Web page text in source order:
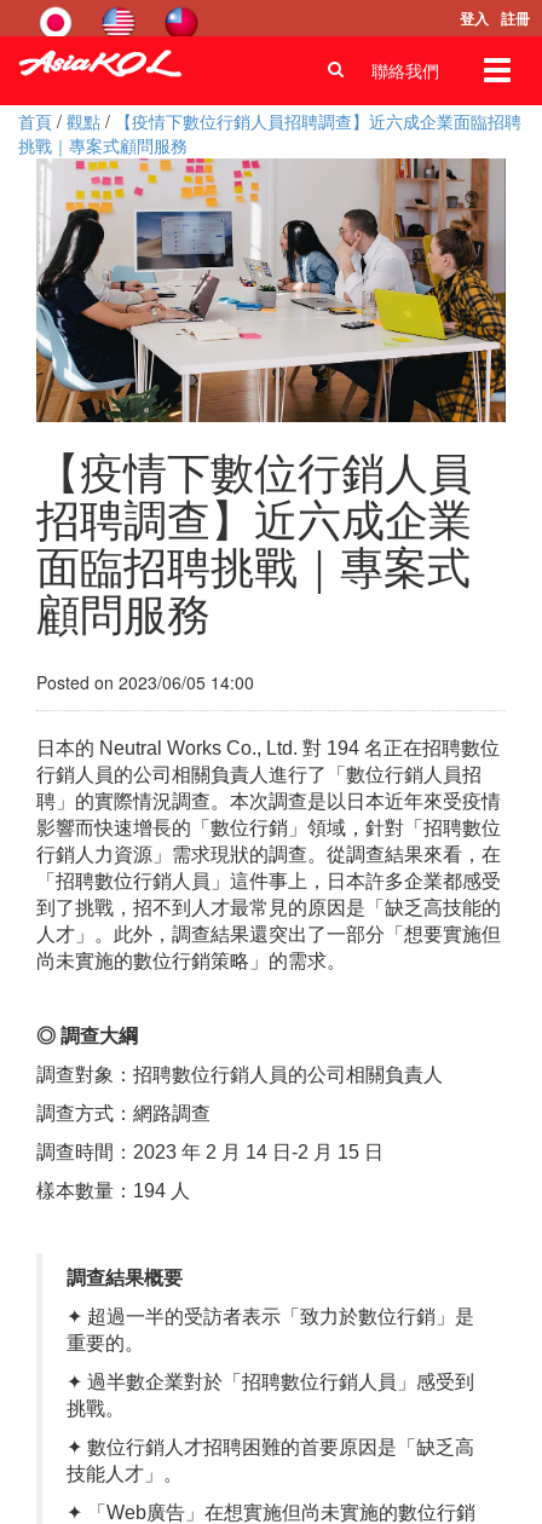
登入 註冊
聯絡我們
首頁 / 觀點 / 【疫情下數位行銷人員招聘調查】近六成企業面臨招聘
挑戰｜專案式顧問服務
【疫情下數位行銷人員
招聘調查】近六成企業
面臨招聘挑戰｜專案式
顧問服務
Posted on 2023/06/05 14:00
日本的 Neutral Works Co., Ltd. 對 194 名正在招聘數位
行銷人員的公司相關負責人進行了「數位行銷人員招
聘」的實際情況調查。本次調查是以日本近年來受疫情
影響而快速增長的「數位行銷」領域，針對「招聘數位
行銷人力資源」需求現狀的調查。從調查結果來看，在
「招聘數位行銷人員」這件事上，日本許多企業都感受
到了挑戰，招不到人才最常見的原因是「缺乏高技能的
人才」。此外，調查結果還突出了一部分「想要實施但
尚未實施的數位行銷策略」的需求。
◎ 調查大綱
調查對象：招聘數位行銷人員的公司相關負責人
調查方式：網路調查
調查時間：2023 年 2 月 14 日-2 月 15 日
樣本數量：194 人
調查結果概要
✦ 超過一半的受訪者表示「致力於數位行銷」是
重要的。
✦ 過半數企業對於「招聘數位行銷人員」感受到
挑戰。
✦ 數位行銷人才招聘困難的首要原因是「缺乏高
技能人才」。
✦ 「Web廣告」在想實施但尚未實施的數位行銷